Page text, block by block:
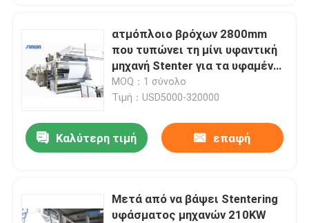
ατμόπλοιο βρόχων 2800mm
που τυπώνει τη μίνι υφαντική
μηχανή Stenter για τα υφαμένα
υφάσματα 10 αίθουσα
MOQ：1 σύνολο
Τιμή：USD5000-320000
Καλύτερη τιμή επαφή
Μετά από να βάψει Stentering
υφάσματος μηχανών 210KW